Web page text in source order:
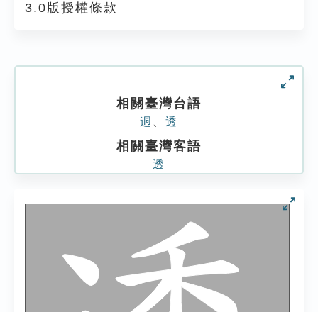
3.0版授權條款
相關臺灣台語
迵 透
相關臺灣客語
透